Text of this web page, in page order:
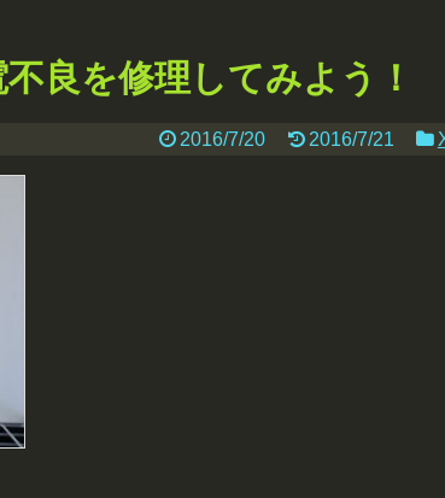
良を修理してみよう！
2016/7/20 2016/7/21